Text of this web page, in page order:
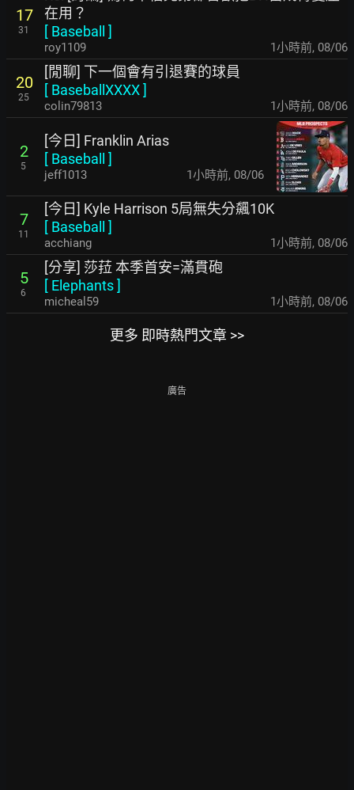
17
31
在用？
[ Baseball ]
roy1109 1小時前, 08/06
20
25
[閒聊] 下一個會有引退賽的球員
[ BaseballXXXX]
colin79813 1小時前, 08/06
2
5
[今日] Franklin Arias
[ Baseball ]
jeff1013 1小時前, 08/06
7
11
[今日] Kyle Harrison 5局無失分飆10K
[ Baseball ]
acchiang 1小時前, 08/06
5
6
[分享] 莎菈 本季首安=滿貫砲
[ Elephants]
micheal59 1小時前, 08/06
更多 即時熱門文章 >>
廣告